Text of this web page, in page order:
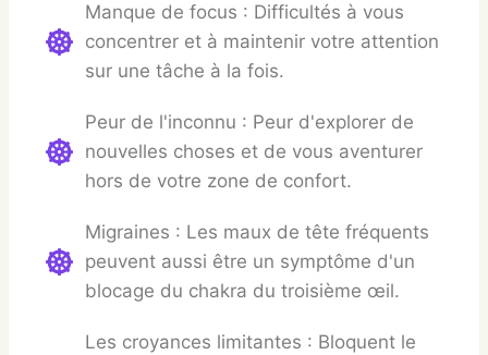
Manque de focus : Difficultés à vous
concentrer et à maintenir votre attention
sur une tâche à la fois.
Peur de l'inconnu : Peur d'explorer de
nouvelles choses et de vous aventurer
hors de votre zone de confort.
Migraines : Les maux de tête fréquents
peuvent aussi être un symptôme d'un
blocage du chakra du troisième œil.
Les croyances limitantes : Bloquent le